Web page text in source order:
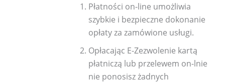
Płatności on-line umożliwia
szybkie i bezpieczne dokonanie
opłaty za zamówione usługi.
Opłacając E-Zezwolenie kartą
płatniczą lub przelewem on-lnie
nie ponosisz żadnych